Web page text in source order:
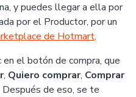
y puedes llegar a ella por
por el Productor, por un
de Hotmart.
en el botón de compra, que
, Quiero comprar, Comprar
Después de eso, se te